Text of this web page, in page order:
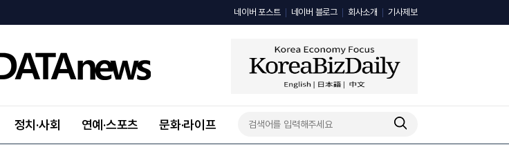
네이버 포스트 네이버 블로그 회사소개 기사제보
정치·사회 연예·스포츠 문화·라이프